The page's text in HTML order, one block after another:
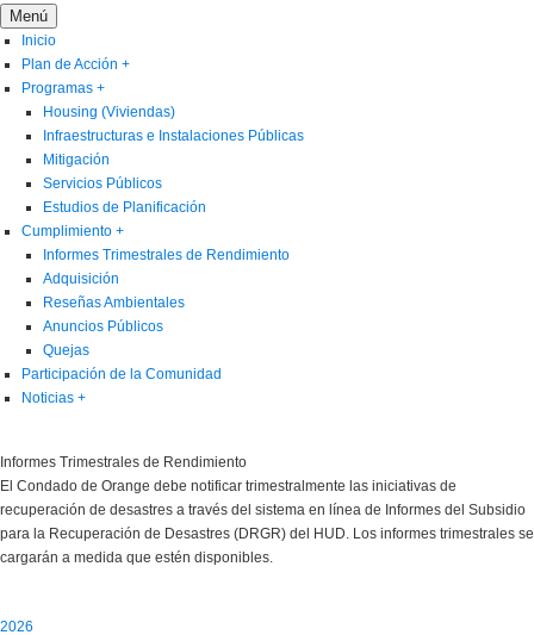
Menú
Inicio
Plan de Acción +
Programas +
Housing (Viviendas)
Infraestructuras e Instalaciones Públicas
Mitigación
Servicios Públicos
Estudios de Planificación
Cumplimiento +
Informes Trimestrales de Rendimiento
Adquisición
Reseñas Ambientales
Anuncios Públicos
Quejas
Participación de la Comunidad
Noticias +
Informes Trimestrales de Rendimiento
El Condado de Orange debe notificar trimestralmente las iniciativas de
recuperación de desastres a través del sistema en línea de Informes del Subsidio
para la Recuperación de Desastres (DRGR) del HUD. Los informes trimestrales se
cargarán a medida que estén disponibles.
2026